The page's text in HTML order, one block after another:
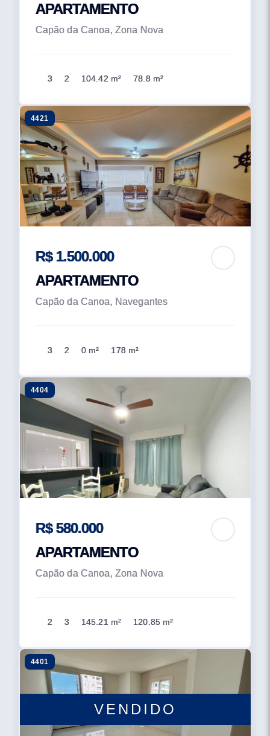
APARTAMENTO
Capão da Canoa, Zona Nova
3 2 104.42 m² 78.8 m²
4421
R$ 1.500.000
APARTAMENTO
Capão da Canoa, Navegantes
3 2 0 m² 178 m²
4404
R$ 580.000
APARTAMENTO
Capão da Canoa, Zona Nova
2 3 145.21 m² 120.85 m²
VENDIDO
4401